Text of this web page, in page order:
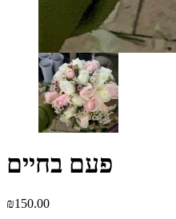
פעם בחיים
₪150.00